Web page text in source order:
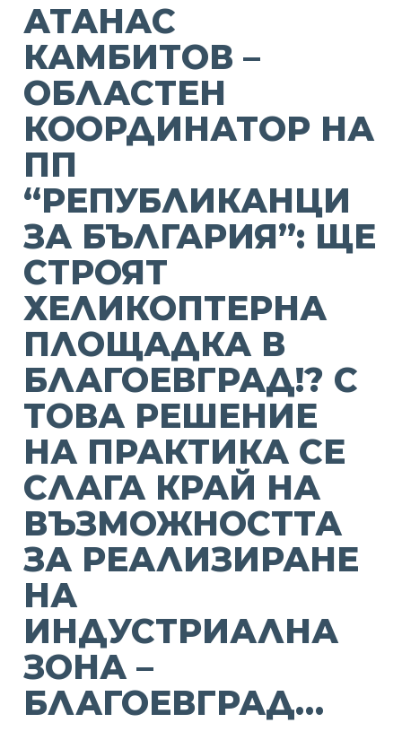
АТАНАС
КАМБИТОВ –
ОБЛАСТЕН
КООРДИНАТОР НА
ПП
“РЕПУБЛИКАНЦИ
ЗА БЪЛГАРИЯ”: ЩЕ
СТРОЯТ
ХЕЛИКОПТЕРНА
ПЛОЩАДКА В
БЛАГОЕВГРАД!? С
ТОВА РЕШЕНИЕ
НА ПРАКТИКА СЕ
СЛАГА КРАЙ НА
ВЪЗМОЖНОСТТА
ЗА РЕАЛИЗИРАНЕ
НА
ИНДУСТРИАЛНА
ЗОНА –
БЛАГОЕВГРАД…